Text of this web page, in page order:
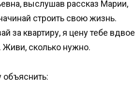
выслушав рассказ Марии,
строить свою жизнь.
за квартиру, я цену тебе вдвое
сколько нужно.